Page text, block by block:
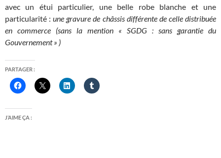
avec un étui particulier, une belle robe blanche et une
particularité :une gravure de châssis différente de celle distribuée
en commerce (sans la mention « SGDG : sans garantie du
Gouvernement » )
PARTAGER :
J’AIME ÇA :